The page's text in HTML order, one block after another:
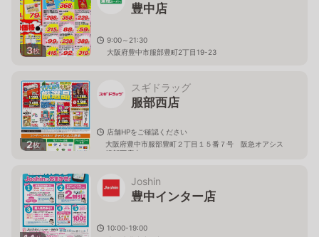
3枚
豊中店
9:00～21:30
大阪府豊中市服部豊町2丁目19-23
2枚
スギドラッグ
服部西店
店舗HPをご確認ください
大阪府豊中市服部豊町２丁目１５番７号 阪急オアシス
服部西店内
Joshin
豊中インター店
10:00-19:00